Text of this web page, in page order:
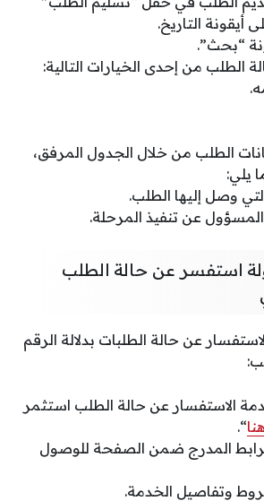
أيقونة التاريخ.
“بحث”.
الطلب من إحدى الخيارات التالية:
الطلب من خلال الجدول المرفق،
يلي:
وصل إليها الطلب.
عن تنفيذ المرحلة.
استفسر عن حالة الطلب
عن حالة الطلبات بدلالة الرقم
الاستفسار عن حالة الطلب استثمر
“.
المدرج ضمن الصفحة للوصول
وتفاصيل الخدمة.